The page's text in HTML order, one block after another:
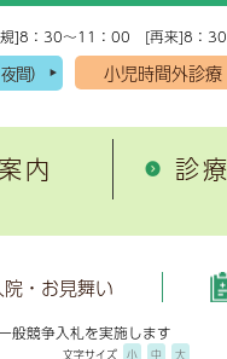
]8：30～11：00 [再来]8：
間） 小児時間外診療
務
内
品
診
内科
受診までの流れ
院・お見舞い
般競争入札を実施します
文字サイズ 小 中 大